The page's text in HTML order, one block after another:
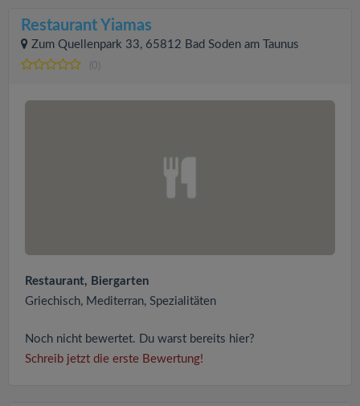
Restaurant Yiamas
Zum Quellenpark 33, 65812 Bad Soden am Taunus
(0)
Restaurant, Biergarten
Griechisch, Mediterran, Spezialitäten
Noch nicht bewertet. Du warst bereits hier?
Schreib jetzt die erste Bewertung!